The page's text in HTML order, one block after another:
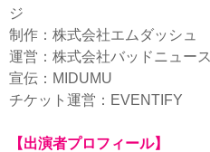
ジ
制作：株式会社エムダッシュ
運営：株式会社バッドニュース
宣伝：MIDUMU
チケット運営：EVENTIFY
【出演者プロフィール】